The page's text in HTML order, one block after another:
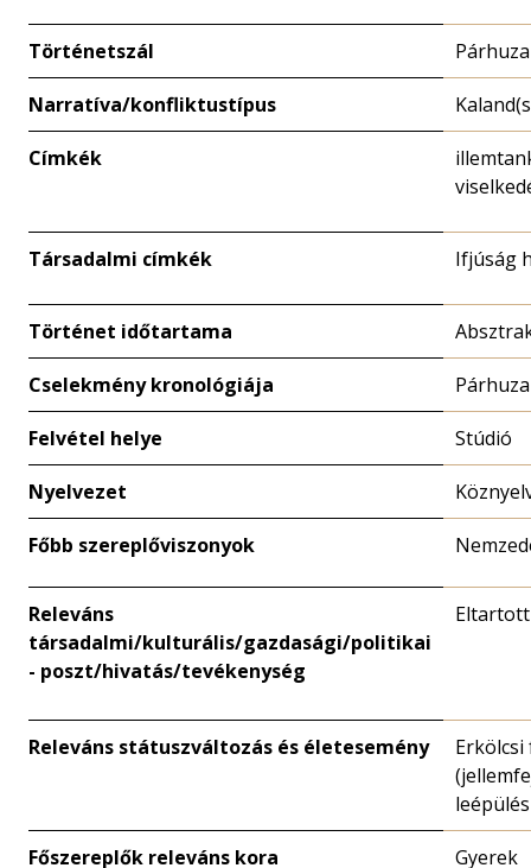
Történetszál
Narratíva/konfliktustípus
Címkék
Társadalmi címkék Ifjúság
Történet időtartama
Cselekmény kronológiája
Felvétel helye Stúdió
Nyelvezet
Főbb szereplőviszonyok
Releváns
társadalmi/kulturális/gazdasági/politikai
- poszt/hivatás/tevékenység
Releváns státuszváltozás és életesemény
Erkölcsi
Főszereplők releváns kora Gyerek